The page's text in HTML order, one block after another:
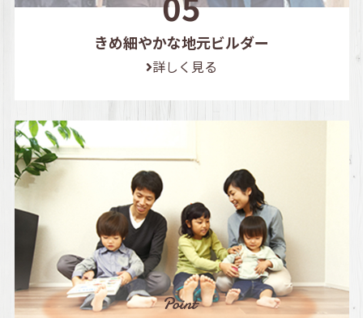
きめ細やかな地元ビルダー
詳しく見る